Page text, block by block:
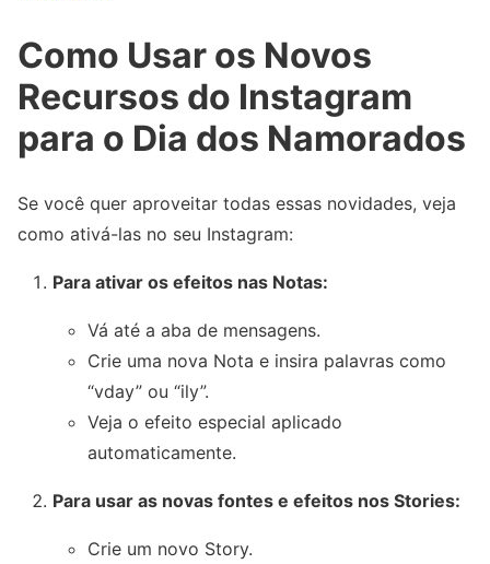
Como Usar os Novos
Recursos do Instagram
para o Dia dos Namorados
Se você quer aproveitar todas essas novidades, veja
como ativá-las no seu Instagram:
Para ativar os efeitos nas Notas:
Vá até a aba de mensagens.
Crie uma nova Nota e insira palavras como
“vday” ou “ily”.
Veja o efeito especial aplicado
automaticamente.
Para usar as novas fontes e efeitos nos Stories:
Crie um novo Story.